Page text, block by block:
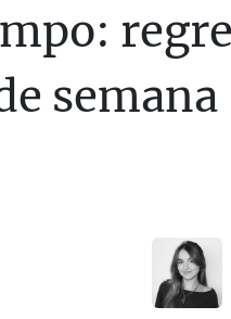
semana